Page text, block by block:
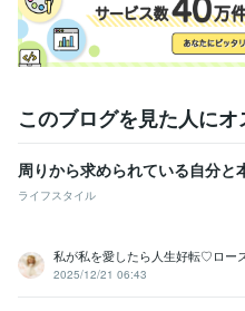
このブログを見た人にオ
周りから求められている自分と
ライフスタイル
私が私を愛したら人生好転♡ロー
2025/12/21 06:43